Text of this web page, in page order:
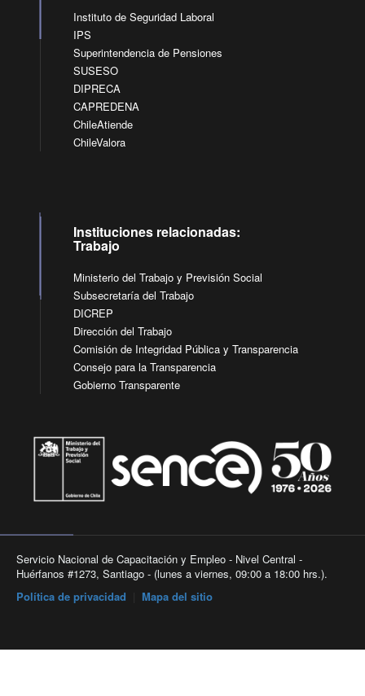
Instituto de Seguridad Laboral
IPS
Superintendencia de Pensiones
SUSESO
DIPRECA
CAPREDENA
ChileAtiende
ChileValora
Instituciones relacionadas:
Trabajo
Ministerio del Trabajo y Previsión Social
Subsecretaría del Trabajo
DICREP
Dirección del Trabajo
Comisión de Integridad Pública y Transparencia
Consejo para la Transparencia
Gobierno Transparente
Servicio Nacional de Capacitación y Empleo - Nivel Central -
Huérfanos #1273, Santiago - (lunes a viernes, 09:00 a 18:00 hrs.).
Política de privacidad
Mapa del sitio